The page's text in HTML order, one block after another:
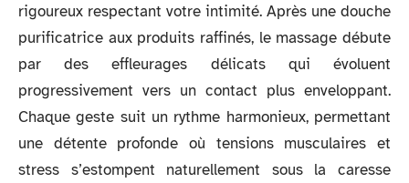
rigoureux respectant votre intimité. Après une douche
purificatrice aux produits raffinés, le massage débute
par des effleurages délicats qui évoluent
progressivement vers un contact plus enveloppant.
Chaque geste suit un rythme harmonieux, permettant
une détente profonde où tensions musculaires et
stress s’estompent naturellement sous la caresse